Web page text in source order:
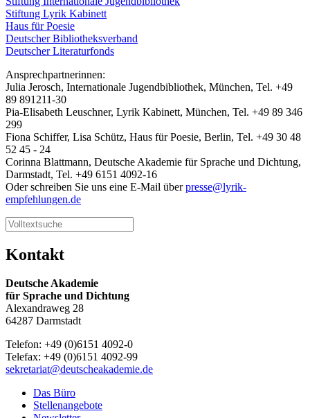
Stiftung Lyrik Kabinett
Haus für Poesie
Deutscher Bibliotheksverband
Deutscher Literaturfonds
Ansprechpartnerinnen:
Julia Jerosch, Internationale Jugendbibliothek, München, Tel. +49
89 891211-30
Pia-Elisabeth Leuschner, Lyrik Kabinett, München, Tel. +49 89 346
299
Fiona Schiffer, Lisa Schütz, Haus für Poesie, Berlin, Tel. +49 30 48
52 45 - 24
Corinna Blattmann, Deutsche Akademie für Sprache und Dichtung,
Darmstadt, Tel. +49 6151 4092-16
Oder schreiben Sie uns eine E-Mail überpresse@lyrik-
empfehlungen.de
Kontakt
Deutsche Akademie
für Sprache und Dichtung
Alexandraweg 28
64287 Darmstadt
Telefon: +49 (0)6151 4092-0
Telefax: +49 (0)6151 4092-99
sekretariat@deutscheakademie.de
Das Büro
Stellenangebote